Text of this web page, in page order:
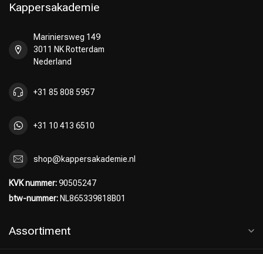
Kappersakademie
Mariniersweg 149
3011 NK Rotterdam
Nederland
+31 85 808 5957
+31 10 413 6510
shop@kappersakademie.nl
KVK nummer:90505247
btw-nummer: NL865339818B01
Assortiment